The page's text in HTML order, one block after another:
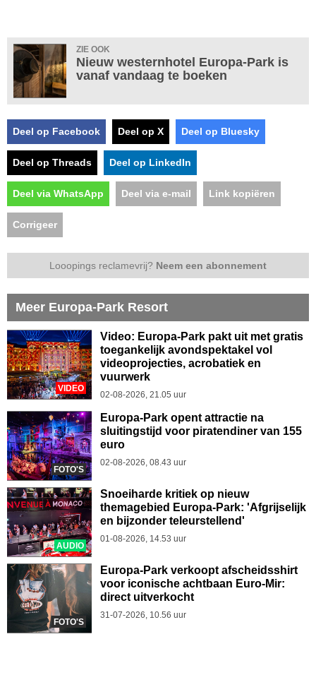
ZIE OOK
Nieuw westernhotel Europa-Park is
vanaf vandaag te boeken
Deel op Facebook Deel op X Deel op Bluesky
Deel op Threads Deel op LinkedIn
Deel via WhatsApp Deel via e-mail Link kopiëren
Corrigeer
Looopings reclamevrij? Neem een abonnement
Meer Europa-Park Resort
VIDEO
Video: Europa-Park pakt uit met gratis
toegankelijk avondspektakel vol
videoprojecties, acrobatiek en
vuurwerk
02-08-2026, 21.05 uur
FOTO'S
Europa-Park opent attractie na
sluitingstijd voor piratendiner van 155
euro
02-08-2026, 08.43 uur
AUDIO
Snoeiharde kritiek op nieuw
themagebied Europa-Park: 'Afgrijselijk
en bijzonder teleurstellend'
01-08-2026, 14.53 uur
FOTO'S
Europa-Park verkoopt afscheidsshirt
voor iconische achtbaan Euro-Mir:
direct uitverkocht
31-07-2026, 10.56 uur